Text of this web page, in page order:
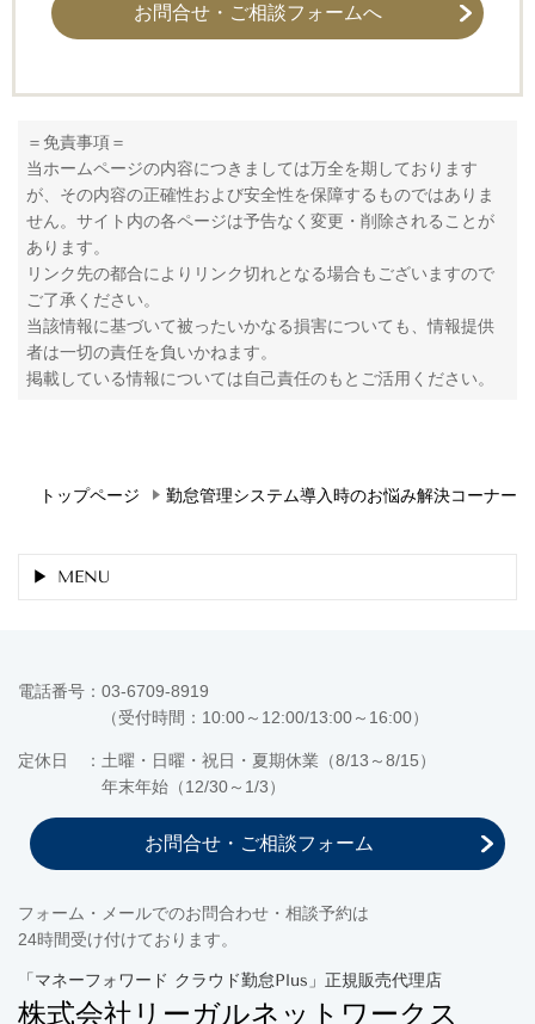
お問合せ・ご相談フォームへ
＝免責事項＝
当ホームページの内容につきましては万全を期しております
が、その内容の正確性および安全性を保障するものではありま
せん。サイト内の各ページは予告なく変更・削除されることが
あります。
リンク先の都合によりリンク切れとなる場合もございますので
ご了承ください。
当該情報に基づいて被ったいかなる損害についても、情報提供
者は一切の責任を負いかねます。
掲載している情報については自己責任のもとご活用ください。
トップページ 勤怠管理システム導入時のお悩み解決コーナー
MENU
電話番号：03-6709-8919
（受付時間：10:00～12:00/13:00～16:00）
定休日 ：土曜・日曜・祝日・夏期休業（8/13～8/15）
年末年始（12/30～1/3）
お問合せ・ご相談フォーム
フォーム・メールでのお問合わせ・相談予約は
24時間受け付けております。
「マネーフォワード クラウド勤怠Plus」正規販売代理店
株式会社リーガルネットワークス